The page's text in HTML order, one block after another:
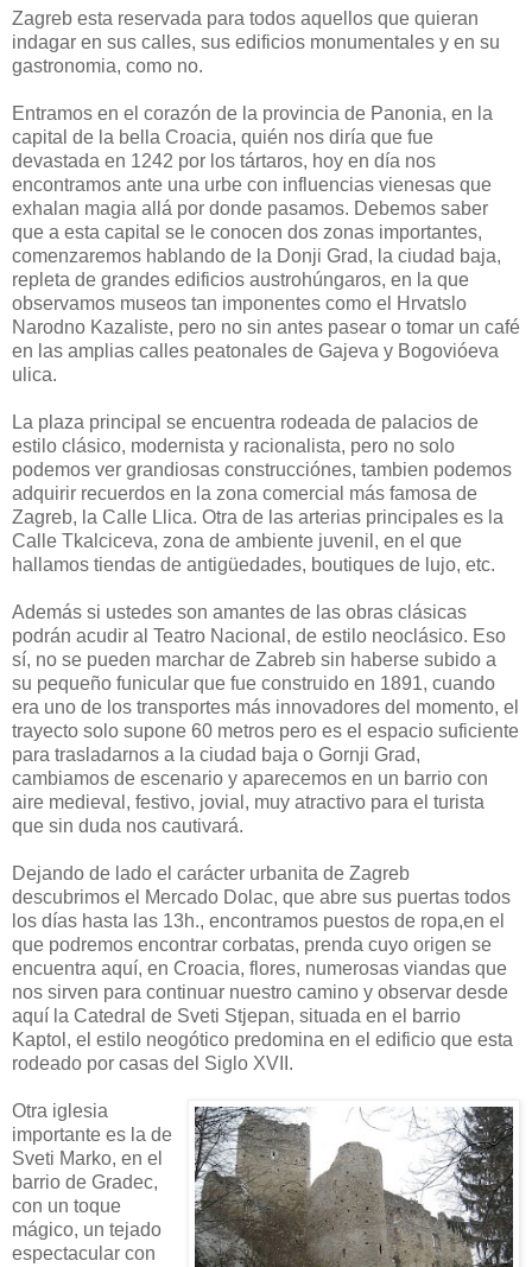
Zagreb esta reservada para todos aquellos que quieran
indagar en sus calles, sus edificios monumentales y en su
gastronomia, como no.
Entramos en el corazón de la provincia de Panonia, en la
capital de la bella Croacia, quién nos diría que fue
devastada en 1242 por los tártaros, hoy en día nos
encontramos ante una urbe con influencias vienesas que
exhalan magia allá por donde pasamos. Debemos saber
que a esta capital se le conocen dos zonas importantes,
comenzaremos hablando de la Donji Grad, la ciudad baja,
repleta de grandes edificios austrohúngaros, en la que
observamos museos tan imponentes como el Hrvatslo
Narodno Kazaliste, pero no sin antes pasear o tomar un café
en las amplias calles peatonales de Gajeva y Bogovióeva
ulica.
La plaza principal se encuentra rodeada de palacios de
estilo clásico, modernista y racionalista, pero no solo
podemos ver grandiosas construcciónes, tambien podemos
adquirir recuerdos en la zona comercial más famosa de
Zagreb, la Calle Llica. Otra de las arterias principales es la
Calle Tkalciceva, zona de ambiente juvenil, en el que
hallamos tiendas de antigüedades, boutiques de lujo, etc.
Además si ustedes son amantes de las obras clásicas
podrán acudir al Teatro Nacional, de estilo neoclásico. Eso
sí, no se pueden marchar de Zabreb sin haberse subido a
su pequeño funicular que fue construido en 1891, cuando
era uno de los transportes más innovadores del momento, el
trayecto solo supone 60 metros pero es el espacio suficiente
para trasladarnos a la ciudad baja o Gornji Grad,
cambiamos de escenario y aparecemos en un barrio con
aire medieval, festivo, jovial, muy atractivo para el turista
que sin duda nos cautivará.
Dejando de lado el carácter urbanita de Zagreb
descubrimos el Mercado Dolac, que abre sus puertas todos
los días hasta las 13h., encontramos puestos de ropa,en el
que podremos encontrar corbatas, prenda cuyo origen se
encuentra aquí, en Croacia, flores, numerosas viandas que
nos sirven para continuar nuestro camino y observar desde
aquí la Catedral de Sveti Stjepan, situada en el barrio
Kaptol, el estilo neogótico predomina en el edificio que esta
rodeado por casas del Siglo XVII.
Otra iglesia
importante es la de
Sveti Marko, en el
barrio de Gradec,
con un toque
mágico, un tejado
espectacular con